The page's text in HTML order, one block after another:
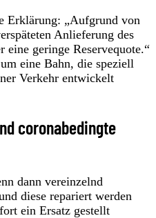
Erklärung: „Aufgrund von
Anlieferung des
geringe Reservequote.“
eine Bahn, die speziell
Verkehr entwickelt
coronabedingte
dann vereinzelnd
diese repariert werden
ein Ersatz gestellt